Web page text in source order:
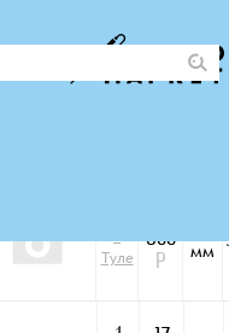
в
Туле
600
Р
мм